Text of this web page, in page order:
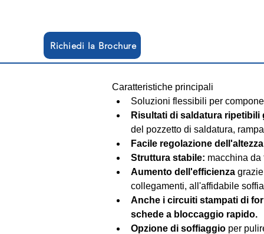
Richiedi la Brochure
Caratteristiche principali
Soluzioni flessibili per
Risultati di saldatura
del pozzetto di saldatura,
Facile regolazione dell'altezza
Struttura stabile: macchina da
Aumento dell'efficienza
collegamenti, all'affidabile
Anche i circuiti stampati di
schede a bloccaggio rapido.
Opzione di soffiaggio per